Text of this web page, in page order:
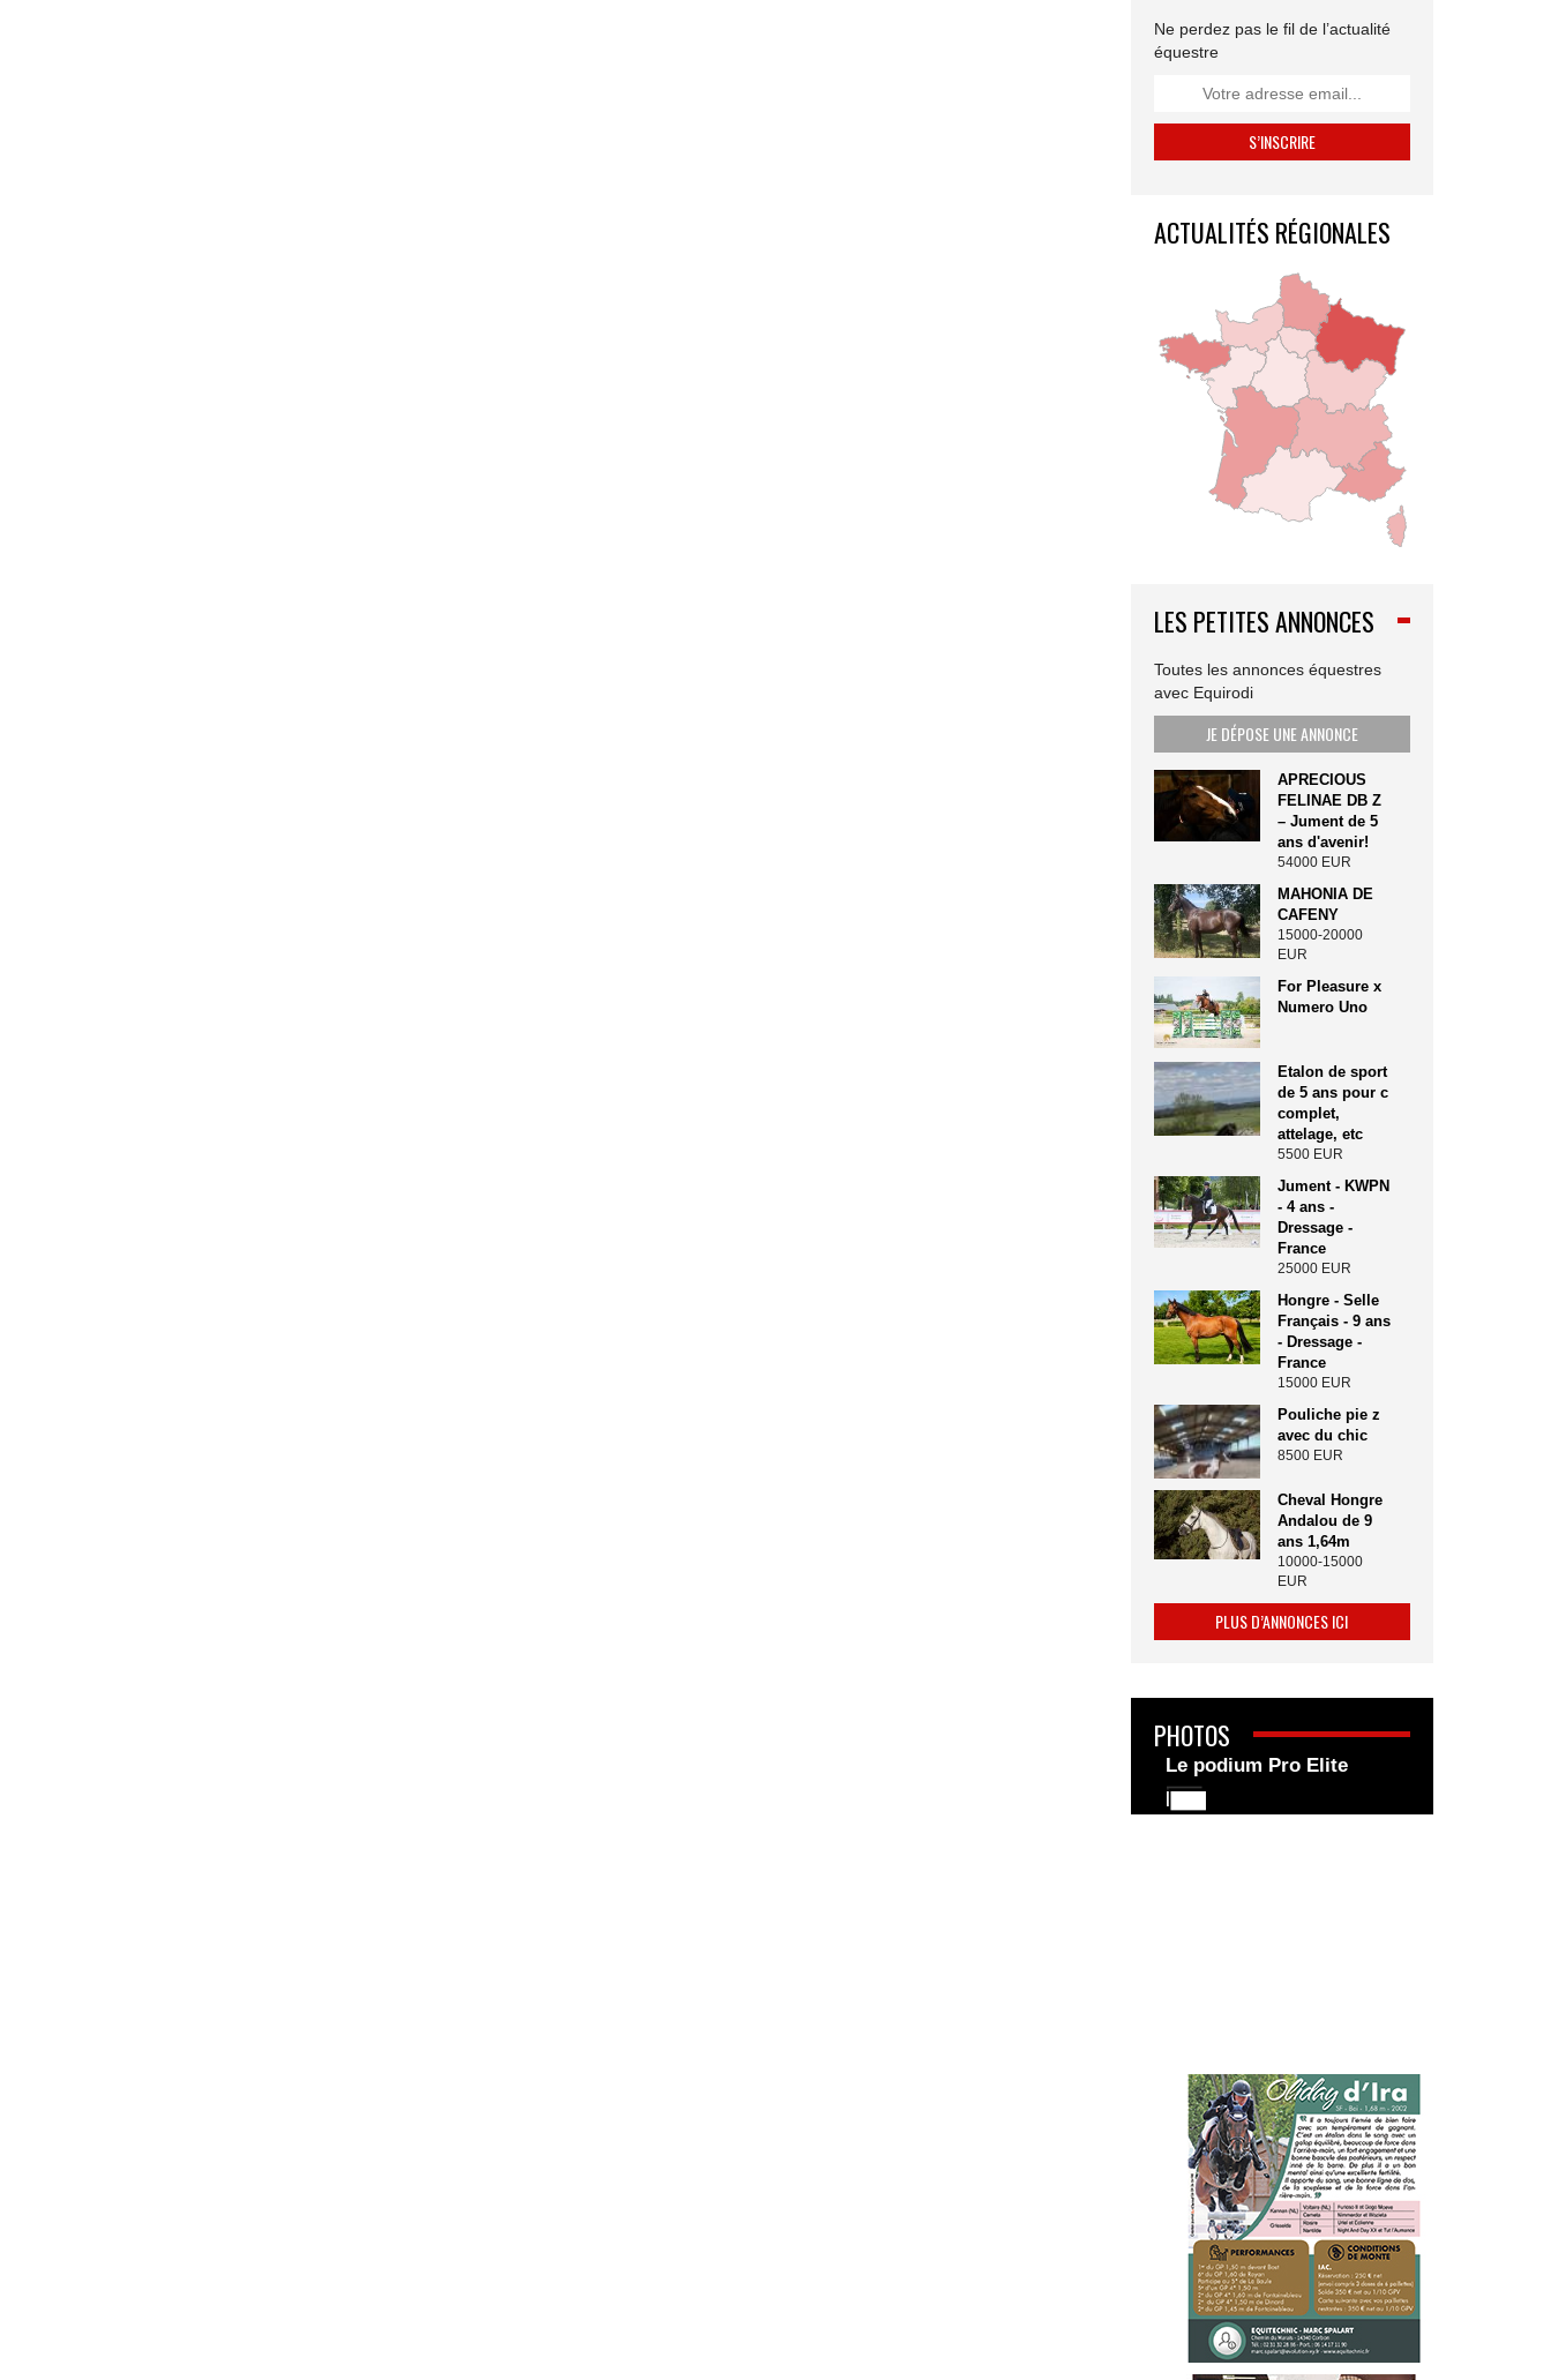
Ne perdez pas le fil de l’actualité
équestre
ACTUALITÉS RÉGIONALES
LES PETITES ANNONCES
Toutes les annonces équestres
avec Equirodi
JE DÉPOSE UNE ANNONCE
APRECIOUS
FELINAE DB Z
– Jument de 5
ans d'avenir!
54000 EUR
MAHONIA DE
CAFENY
15000-20000
EUR
For Pleasure x
Numero Uno
Etalon de sport
de 5 ans pour c
complet,
attelage, etc
5500 EUR
Jument - KWPN
- 4 ans -
Dressage -
France
25000 EUR
Hongre - Selle
Français - 9 ans
- Dressage -
France
15000 EUR
Pouliche pie z
avec du chic
8500 EUR
Cheval Hongre
Andalou de 9
ans 1,64m
10000-15000
EUR
PLUS D’ANNONCES ICI
PHOTOS
Le podium Pro Elite